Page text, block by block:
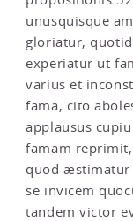
unusquisque
gloriatur,
experiatur ut
varius et
fama, cito
applausus
famam
quod æstimatur
se invicem
tandem victor